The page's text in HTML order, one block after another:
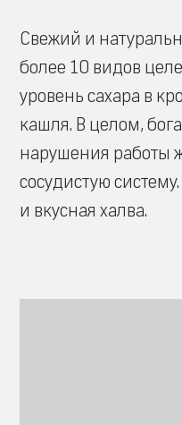
Свежий и
более 10 видов
уровень сахара в
кашля. В целом,
нарушения работы
сосудистую
и вкусная халва.